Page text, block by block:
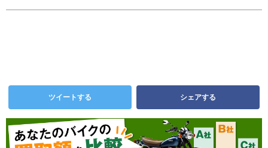
ツイートする シェアする